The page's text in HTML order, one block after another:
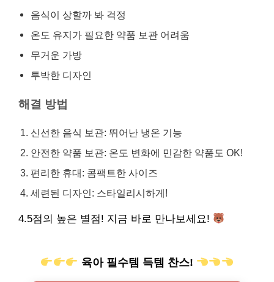
음식이 상할까 봐 걱정
온도 유지가 필요한 약품 보관 어려움
무거운 가방
투박한 디자인
해결 방법
신선한 음식 보관: 뛰어난 냉온 기능
안전한 약품 보관: 온도 변화에 민감한 약품도 OK!
편리한 휴대: 콤팩트한 사이즈
세련된 디자인: 스타일리시하게!
4.5점의 높은 별점! 지금 바로 만나보세요!
육아 필수템 득템 찬스!